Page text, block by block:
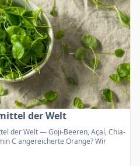
der Welt
der Welt — Goji-Beeren, Açaí, Chia-
C angereicherte Orange? Wir